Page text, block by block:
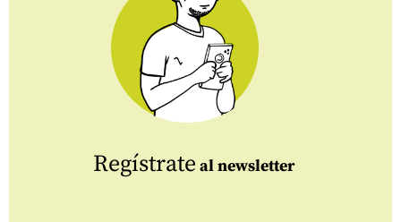
Regístrate al newsletter